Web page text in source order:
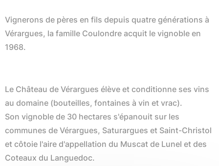
Vignerons de pères en fils depuis quatre générations à
Vérargues, la famille Coulondre acquit le vignoble en
1968.
Le Château de Vérargues élève et conditionne ses vins
au domaine (bouteilles, fontaines à vin et vrac).
Son vignoble de 30 hectares s'épanouit sur les
communes de Vérargues, Saturargues et Saint-Christol
et côtoie l'aire d'appellation du Muscat de Lunel et des
Coteaux du Languedoc.